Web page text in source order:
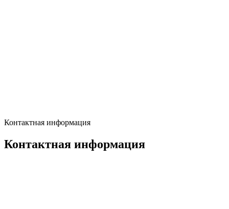
Контактная информация
Контактная информация